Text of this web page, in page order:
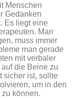
Menschen
Gedanken
Es liegt eine
Man
muss immer
man gerade
mit verbaler
die Beine zu
sicher ist, sollte
um in den
können.